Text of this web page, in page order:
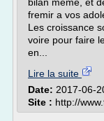
fremir a vos
Les croissance
voire pour faire
en...
Lire la suite
Date: 2017-06-
Site : http://